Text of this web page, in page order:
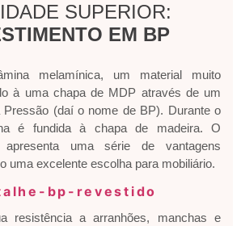
SUPERIOR:
EM BP
melamínica, um material muito
à uma chapa de MDP através de um
Pressão (daí o nome de BP). Durante o
é fundida à chapa de madeira. O
apresenta uma série de vantagens
uma excelente escolha para mobiliário.
resistência a arranhões, manchas e